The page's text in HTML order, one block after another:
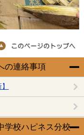
の連絡事項
学校ハピネス分校